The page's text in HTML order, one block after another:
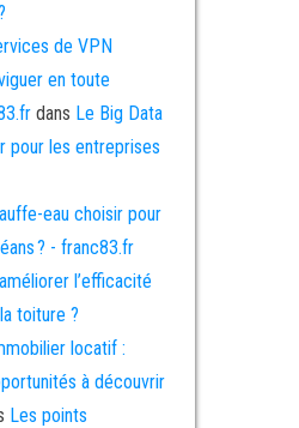
de VPN
en toute
dans Le Big Data
pour les entreprises
eau choisir pour
? - franc83.fr
l’efficacité
toiture ?
locatif :
à découvrir
Les points